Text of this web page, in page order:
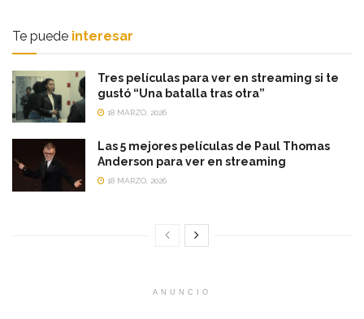
Te puede interesar
Tres películas para ver en streaming si te
gustó “Una batalla tras otra”
18 MARZO, 2026
Las 5 mejores películas de Paul Thomas
Anderson para ver en streaming
18 MARZO, 2026
ANUNCIO